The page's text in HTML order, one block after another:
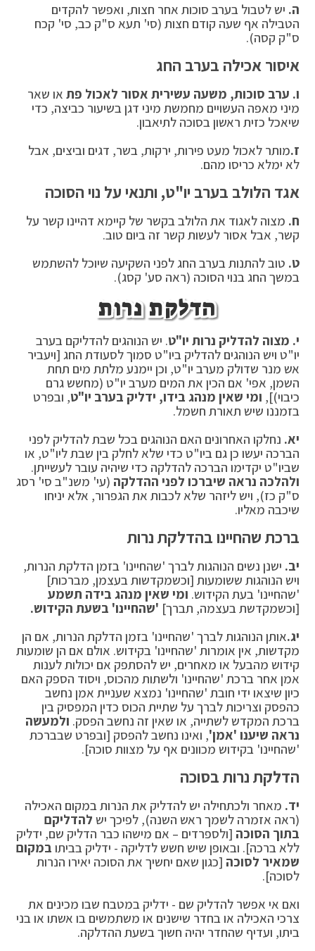
ה. יש לטבול בערב סוכות אחר חצות, ואפשר להקדים
הטבילה אף שעה קודם חצות (סי' תעא ס"ק כב, סי' קכח
ס"ק קסה).
איסור אכילה בערב החג
ו. ערב סוכות, משעה עשירית אסור לאכול פת או שאר
מיני מאפה העשויים מחמשת מיני דגן בשיעור כביצה, כדי
שיאכל כזית ראשון בסוכה לתיאבון.
ז.מותר לאכול מעט פירות, ירקות, בשר, דגים וביצים, אבל
לא ימלא כריסו מהם.
אגד הלולב בערב יו"ט, ותנאי על נוי הסוכה
ח. מצוה לאגוד את הלולב בקשר של קיימא דהיינו קשר על
קשר, אבל אסור לעשות קשר זה ביום טוב.
ט. טוב להתנות בערב החג לפני השקיעה שיוכל להשתמש
במשך החג בנוי הסוכה (ראה סע' קסג).
הדלקת נרות
י. מצוה להדליק נרות יו"ט. יש הנוהגים להדליקם בערב
יו"ט ויש הנוהגים להדליק ביו"ט סמוך לסעודת החג [ויעביר
אש מנר שדולק מערב יו"ט, וכן יימנע מלתת מים תחת
השמן, אפי' אם הכין את המים מערב יו"ט (מחשש גרם
כיבוי)], ומי שאין מנהג בידו, ידליק בערב יו"ט, ובפרט
בזמננו שיש תאורת חשמל.
יא. נחלקו האחרונים האם הנוהגים בכל שבת להדליק לפני
הברכה יעשו כן גם ביו"ט כדי שלא לחלק בין שבת ליו"ט, או
שביו"ט יקדימו הברכה להדלקה כדי שיהיה עובר לעשייתן.
ולהלכה נראה שיברכו לפני ההדלקה (עי' משנ"ב סי' רסג
ס"ק כז), ויש ליזהר שלא לכבות את הגפרור, אלא יניחו
שיכבה מאליו.
ברכת שהחיינו בהדלקת נרות
יב. ישנן נשים הנוהגות לברך 'שהחיינו' בזמן הדלקת הנרות,
ויש הנוהגות ששומעות [וכשמקדשות בעצמן, מברכות]
'שהחיינו' בעת הקידוש. ומי שאין מנהג בידה תשמע
[וכשמקדשת בעצמה, תברך] 'שהחיינו' בשעת הקידוש.
יג.אותן הנוהגות לברך 'שהחיינו' בזמן הדלקת הנרות, אם הן
מקדשות, אין אומרות 'שהחיינו' בקידוש. אולם אם הן שומעות
קידוש מהבעל או מאחרים, יש להסתפק אם יכולות לענות
אמן אחר ברכת 'שהחיינו' ולשתות מהכוס, ויסוד הספק האם
כיון שיצאו ידי חובת 'שהחיינו' נמצא שעניית אמן נחשב
כהפסק וצריכות לברך על שתיית הכוס כדין המפסיק בין
ברכת המקדש לשתייה, או שאין זה נחשב הפסק. ולמעשה
נראה שיענו 'אמן', ואינו נחשב להפסק [ובפרט שבברכת
'שהחיינו' בקידוש מכוונים אף על מצוות סוכה].
הדלקת נרות בסוכה
יד. מאחר ולכתחילה יש להדליק את הנרות במקום האכילה
(ראה אזמרה לשמך ראש השנה), לפיכך יש להדליקם
בתוך הסוכה [ולספרדים – אם מישהו כבר הדליק שם, ידליק
ללא ברכה]. ובאופן שיש חשש לדליקה - ידליק בביתו במקום
שמאיר לסוכה [כגון שאם יחשיך את הסוכה יאירו הנרות
לסוכה].
ואם אי אפשר להדליק שם - ידליק במטבח שבו מכינים את
צרכי האכילה או בחדר שישנים או משתמשים בו אשתו או בני
ביתו, ועדיף שהחדר יהיה חשוך בשעת ההדלקה.